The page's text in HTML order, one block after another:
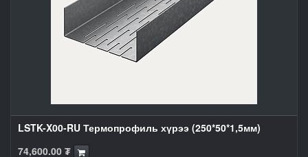
LSTK-X00-RU Термопрофиль хүрээ (250*50*1,5мм)
74,600.00 ₮